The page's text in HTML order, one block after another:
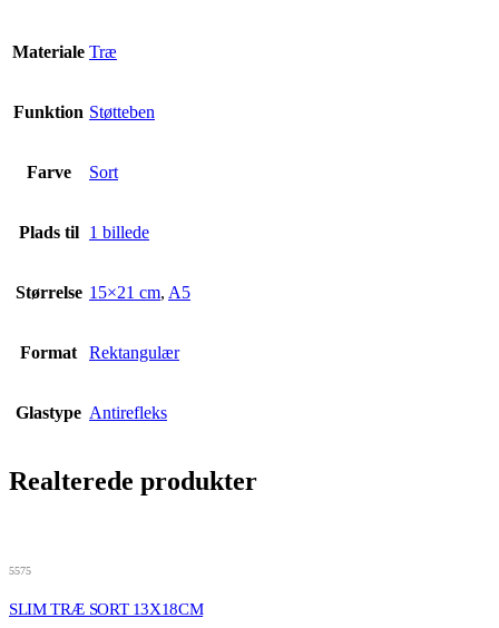
Materiale Træ
Funktion Støtteben
Farve Sort
Plads til 1 billede
Størrelse 15×21 cm, A5
Format Rektangulær
Glastype Antirefleks
Realterede produkter
5575
SLIM TRÆ SORT 13X18CM